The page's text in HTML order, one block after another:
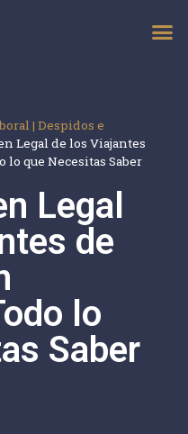
| Despidos e
Legal de los Viajantes
lo que Necesitas Saber
Legal
de
lo
Saber